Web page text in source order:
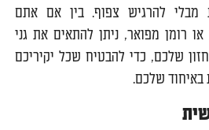
מבלי להרגיש צפוף. בין אם אתם
או רומן מפואר, ניתן להתאים את גני
שלכם, כדי להבטיח שכל יקיריכם
באיחוד שלכם.